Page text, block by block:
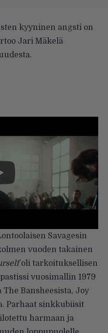
kyyninen angsti on
Jari Mäkelä
Savagesin
vuoden takainen
oli tarkoituksellisen
vuosimallin 1979
Bansheesista, Joy
Parhaat sinkkubiisit
harmaan ja